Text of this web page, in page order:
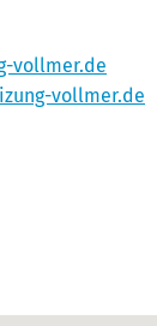
vollmer.de
vollmer.de